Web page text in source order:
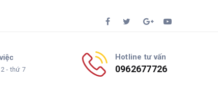
- thứ 7
Hotline tư vấn
0962677726